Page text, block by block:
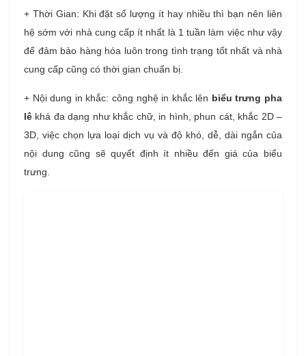
+ Thời Gian: Khi đặt số lượng ít hay nhiều thì bạn nên liên
hệ sớm với nhà cung cấp ít nhất là 1 tuần làm việc như vậy
để đảm bảo hàng hóa luôn trong tình trạng tốt nhất và nhà
cung cấp cũng có thời gian chuẩn bị.
+ Nội dung in khắc: công nghệ in khắc lên biểu trưng pha
lê khá đa dạng như khắc chữ, in hình, phun cát, khắc 2D –
3D, việc chọn lựa loại dịch vụ và độ khó, dễ, dài ngắn của
nội dung cũng sẽ quyết định ít nhiều đến giá của biểu
trưng.